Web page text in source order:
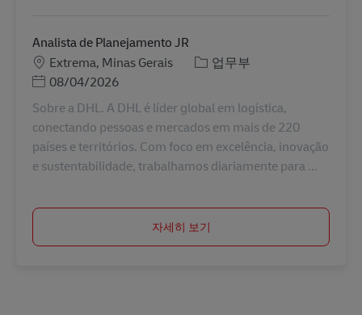
Analista de Planejamento JR
장소Extrema, Minas Gerais 카테고리
업무부
Posted Date
08/04/2026
Sobre a DHL. A DHL é líder global em logística,
conectando pessoas e mercados em mais de 220
países e territórios. Com foco em excelência, inovação
e sustentabilidade, trabalhamos diariamente para ...
자세히 보기